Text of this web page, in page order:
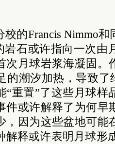
的Francis Nimmo
岩石或许指向一次由
次月球岩浆海凝固。
的潮汐加热，导致了
“重置”了这些月球样
件或许解释了为何早
，因为这些盆地可能
解释或许表明月球形